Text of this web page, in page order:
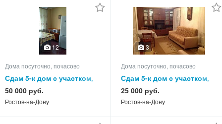
12
Дома посуточно, почасово
Сдам 5-к дом с участком,
140.0 кв.м, этажей 2
50 000 руб.
Ростов-на-Дону
3
Дома посуточно, почасово
Сдам 5-к дом с участком,
85.0 кв.м, этажей 1
25 000 руб.
Ростов-на-Дону